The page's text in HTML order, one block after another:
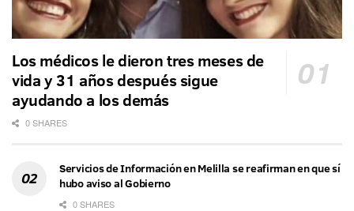
Los médicos le dieron tres meses de
vida y 31 años después sigue
ayudando a los demás
0 SHARES
Servicios de Información en Melilla se reafirman en que sí
hubo aviso al Gobierno
0 SHARES